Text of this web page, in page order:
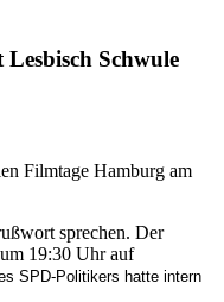
Schwule
Filmtage Hamburg am
sprechen. Der
19:30 Uhr auf
SPD-Politikers hatte intern